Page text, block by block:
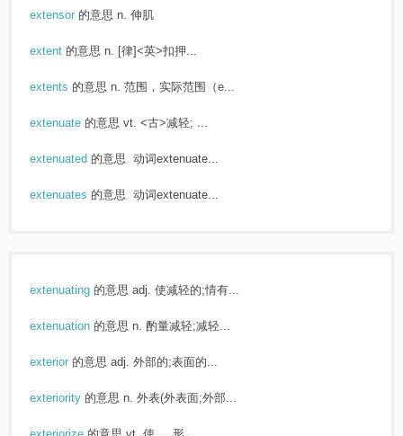
extensor 的意思 n. 伸肌
extent 的意思 n. [律]<英>扣押...
extents 的意思 n. 范围，实际范围（e...
extenuate 的意思 vt. <古>减轻; ...
extenuated 的意思 动词extenuate...
extenuates 的意思 动词extenuate...
extenuating 的意思 adj. 使减轻的;情有...
extenuation 的意思 n. 酌量减轻;减轻...
exterior 的意思 adj. 外部的;表面的...
exteriority 的意思 n. 外表(外表面;外部...